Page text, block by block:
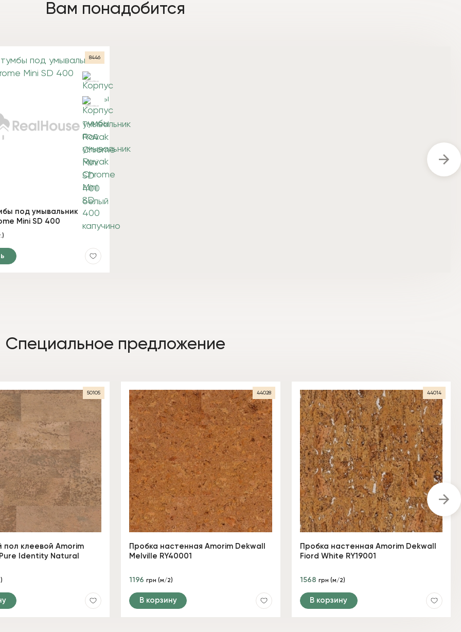
Вам понадобится
8446
под умывальник
Mini SD 400
Специальное предложение
50105
пол клеевой Amorim
Identity Natural
44028
Пробка настенная Amorim Dekwall
Melville RY40001
1196 грн (м/2)
В корзину
44014
Пробка настенная Amorim Dekwall
Fiord White RY19001
1568 грн (м/2)
В корзину